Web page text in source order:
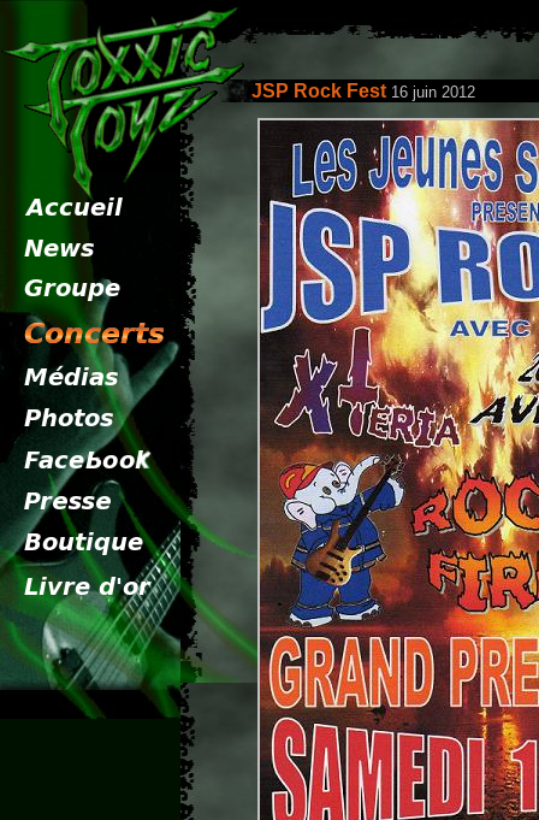
JSP Rock Fest 16 juin 2012